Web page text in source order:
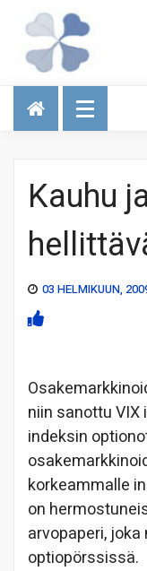
Talous
Kauhu
03 HELMIKUUN,
niin sanottu VIX
indeksin
korkeammalle
on
arvopaperi,
optiopörssissä.